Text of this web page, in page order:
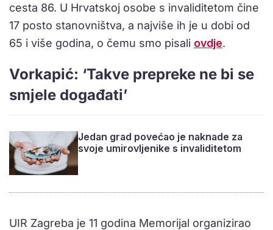
cesta 86. U Hrvatskoj osobe s invaliditetom čine
17 posto stanovništva, a najviše ih je u dobi od
65 i više godina, o čemu smo pisali ovdje.
Vorkapić: ‘Takve prepreke ne bi se
smjele događati’
Jedan grad povećao je naknade za
svoje umirovljenike s invaliditetom
UIR Zagreba je 11 godina Memorijal organizirao